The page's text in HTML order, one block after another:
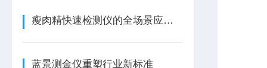
瘦肉精快速检测仪的全场景应用与行业价值/蓝景科技
蓝景测金仪重塑行业新标准